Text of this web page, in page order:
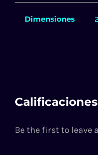
Dimensiones
Be the first to leave